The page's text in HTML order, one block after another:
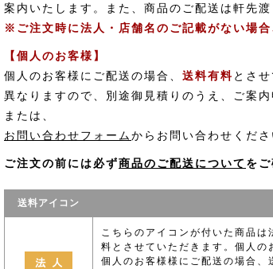
案内いたします。また、商品のご配送は軒先
※ご注文時に法人・店舗名のご記載がない場
【個人のお客様】
個人のお客様にご配送の場合、 送料有料とさ
異なりますので、別途御見積りのうえ、ご案
または、
お問い合わせフォームからお問い合わせくださ
ご注文の前には必ず商品のご配送について をご
送料アイコン
こちらのアイコンが付いた商品
料とさせていただきます。個人の
個人のお客様様にご配送の場合、